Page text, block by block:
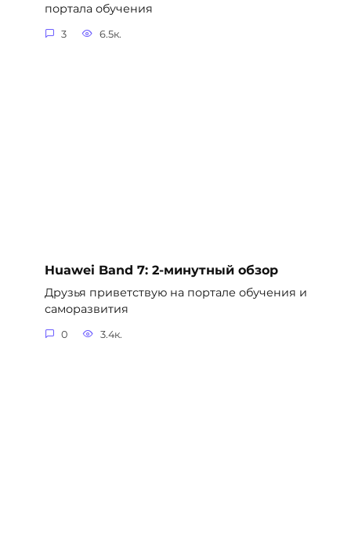
портала обучения
3 6.5к.
Huawei Band 7: 2-минутный обзор
Друзья приветствую на портале обучения и
саморазвития
0 3.4к.